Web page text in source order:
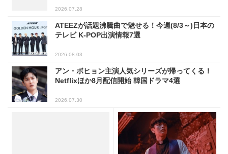
2026.07.28
ATEEZが話題沸騰曲で魅せる！今週(8/3～)日本の
テレビ K-POP出演情報7選
2026.08.03
アン・ボヒョン主演人気シリーズが帰ってくる！
Netflixほか8月配信開始 韓国ドラマ4選
2026.07.30